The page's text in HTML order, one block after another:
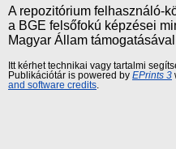
A repozitórium felhasználó-
a BGE felsőfokú képzései
Magyar Állam
Itt kérhet technikai vagy tartalmi
Publikációtár is powered by EPrints 3
and software credits